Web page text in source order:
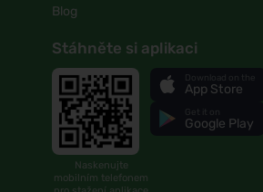
Blog
Stáhněte si aplikaci
Naskenujte
mobilním telefonem
App Store
Google Play